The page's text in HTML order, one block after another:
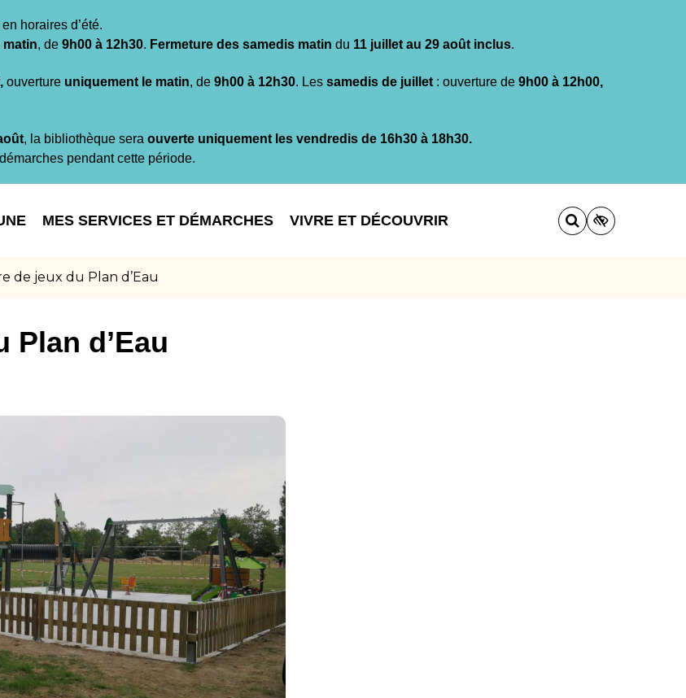
horaires d’été.
matin, de 9h00 à 12h30. Fermeture des samedis matin du 11 juillet au 29 août inclus.
ouverture uniquement le matin, de 9h00 à 12h30. Les samedis de juillet : ouverture de 9h00 à 12h00,
, la bibliothèque sera ouverte uniquement les vendredis de 16h30 à 18h30.
pendant cette période.
MES SERVICES ET DÉMARCHES VIVRE ET DÉCOUVRIR
de jeux du Plan d’Eau
Plan d’Eau